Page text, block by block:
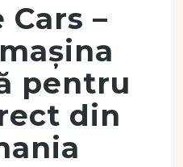
–
pentru
din